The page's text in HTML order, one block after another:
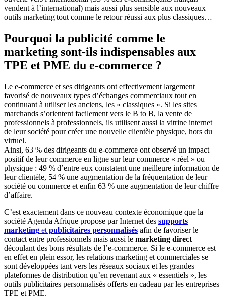
vendent à l’international) mais aussi plus sensible aux nouveaux
outils marketing tout comme le retour réussi aux plus classiques…
Pourquoi la publicité comme le
marketing sont-ils indispensables aux
TPE et PME du e-commerce ?
Le e-commerce et ses dirigeants ont effectivement largement
favorisé de nouveaux types d’échanges commerciaux tout en
continuant à utiliser les anciens, les « classiques ». Si les sites
marchands s’orientent facilement vers le B to B, la vente de
professionnels à professionnels, ils utilisent aussi la vitrine internet
de leur société pour créer une nouvelle clientèle physique, hors du
virtuel.
Ainsi, 63 % des dirigeants du e-commerce ont observé un impact
positif de leur commerce en ligne sur leur commerce « réel » ou
physique : 49 % d’entre eux constatent une meilleure information de
leur clientèle, 54 % une augmentation de la fréquentation de leur
société ou commerce et enfin 63 % une augmentation de leur chiffre
d’affaire.
C’est exactement dans ce nouveau contexte économique que la
société Agenda Afrique propose par Internet des supports
marketing et publicitaires personnalisés afin de favoriser le
contact entre professionnels mais aussi le marketing direct
découlant des bons résultats de l’e-commerce. Si le e-commerce est
en effet en plein essor, les relations marketing et commerciales se
sont développées tant vers les réseaux sociaux et les grandes
plateformes de distribution qu’en revenant aux « essentiels », les
outils publicitaires personnalisés offerts en cadeau par les entreprises
TPE et PME.